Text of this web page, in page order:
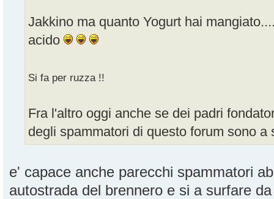
Jakkino ma quanto Yogurt hai
acido
Si fa per ruzza !!
Fra l'altro oggi anche se dei padri
degli spammatori di questo forum sono
e' capace anche parecchi spammatori
autostrada del brennero e si a surfare